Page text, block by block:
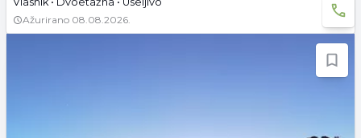
Ažurirano 08.08.2026.